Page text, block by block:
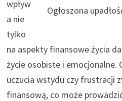
Ogłoszona
wpływ
a nie
tylko
na aspekty finansowe życia
życie osobiste i emocjonalne.
uczucia wstydu czy frustracji
finansową, co może